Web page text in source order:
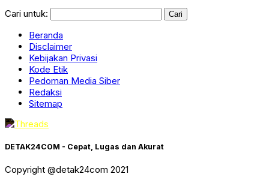
Cari untuk:
Beranda
Disclaimer
Kebijakan Privasi
Kode Etik
Pedoman Media Siber
Redaksi
Sitemap
DETAK24COM - Cepat, Lugas dan Akurat
Copyright @detak24com 2021